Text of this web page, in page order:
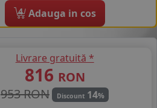
4 Adauga in cos
Livrare gratuită *
816 RON
953 RON
Discount 14%